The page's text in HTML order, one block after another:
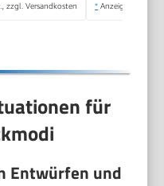
zzgl. Versandkosten * Anzeige
für
Entwürfen und